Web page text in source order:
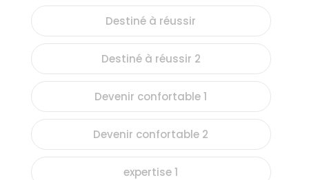
Destiné à réussir
Destiné à réussir 2
Devenir confortable 1
Devenir confortable 2
expertise 1